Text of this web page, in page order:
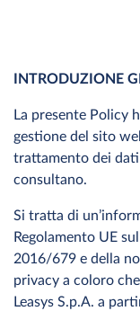
INTRODUZIONE
La presente Policy
gestione del sito
trattamento dei
consultano.
Si tratta di
Regolamento UE
2016/679 e della
privacy a coloro
Leasys S.p.A. a